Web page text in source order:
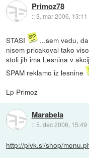
Primoz78
::3. mar 2006, 13:11
STASI ...sem vedu,
nisem pricakoval tako
stoli jih ima Lesnina v
SPAM reklamo iz lesnine
Lp Primoz
Marabela
:: 5. dec 2006, 15:49
http://pivk.si/shop/